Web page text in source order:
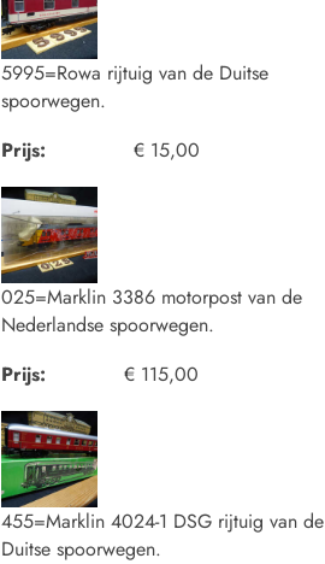
5995=Rowa rijtuig van de Duitse
spoorwegen.
Prijs:
€ 15,00
025=Marklin 3386 motorpost van de
Nederlandse spoorwegen.
Prijs:
€ 115,00
455=Marklin 4024-1 DSG rijtuig van de
Duitse spoorwegen.